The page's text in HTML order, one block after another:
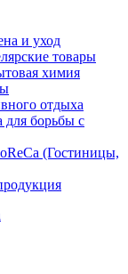
и уход
товары
химия
отдыха
для борьбы с
(Гостиницы,